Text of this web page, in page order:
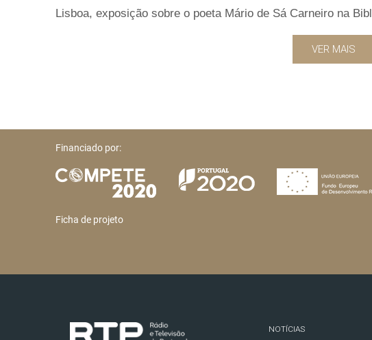
Lisboa, exposição sobre o poeta Mário de Sá Carneiro na
VER MAIS
Financiado por:
Ficha de projeto
NOTÍCIAS